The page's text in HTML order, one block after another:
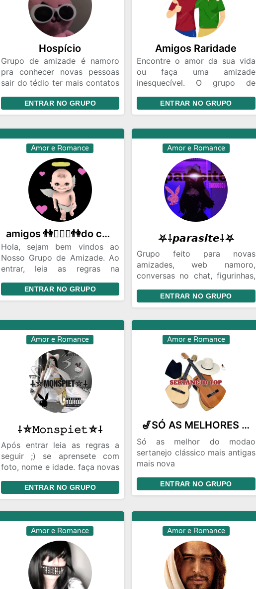
boa conversa
venha fazer parte deste
Gurupo
Hospício
Grupo de amizade é namoro
pra conhecer novas pessoas
sair do tédio ter mais contatos
apresente-se quando entra 🤝
ENTRAR NO GRUPO
Amigos Raridade
Encontre o amor da sua vida
ou faça uma amizade
inesquecível. O grupo de
grupo criado para você que é
solteiro e que deseja encontrar
uma pessoa especial para sua
vida chegou o momento
chegou a sua hora entre no
grupo e venha participar
ENTRAR NO GRUPO
Amor e Romance
amigos 👫👩‍❤️‍👨👫do coração ❤️💜💛💚💙
Hola, sejam bem vindos ao
Nosso Grupo de Amizade. Ao
entrar, leia as regras na
nome, foto e a cidade onde
está falando. Grupo destinado
carinho.
ENTRAR NO GRUPO
Amor e Romance
⛧⸸𝙥𝙖𝙧𝙖𝙨𝙞𝙩𝙚⸸⛧
Grupo feito para novas
amizades, web namoro,
conversas no chat, figurinhas,
Após entrar leia as regras
ENTRAR NO GRUPO
Amor e Romance
⸸⛥𝙼𝚘𝚗𝚜𝚙𝚒𝚎𝚝⛥⸸
Após entrar leia as regras a
seguir ;) se aprensete com
foto, nome e idade. faça novas
kakaka, entrem;)
ENTRAR NO GRUPO
Amor e Romance
🎷SÓ AS MELHORES MÚSICAS DESTE MUNDAO 🎻🍻🍺🥩🥩🎻🪕🎸🪗🎺🎷🪘🥁🪇🪈
Só as melhor do modao
sertanejo clássico mais antigas
mais nova
FIGURINHAS vídeo imagens
ENTRAR NO GRUPO
Amor e Romance Amor e Romance